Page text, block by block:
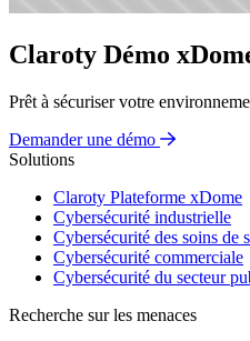
Claroty Démo
Prêt à sécuriser votre
Demander une démo
Solutions
Claroty Plateforme xDome
Cybersécurité industrielle
Cybersécurité des soins de
Cybersécurité commerciale
Cybersécurité du secteur
Recherche sur les menaces